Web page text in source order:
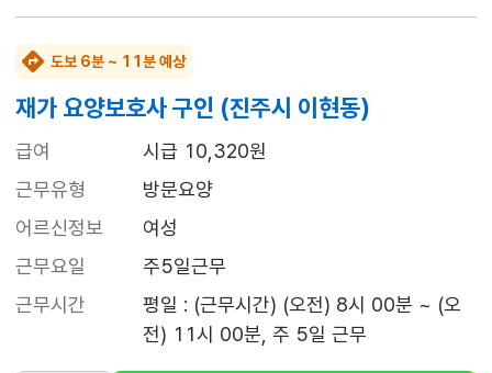
도보 6분 ~ 11분 예상
재가 요양보호사 구인 (진주시 이현동)
급여
시급 10,320원
근무유형
방문요양
어르신정보
여성
근무요일
주5일근무
근무시간
평일 : (근무시간) (오전) 8시 00분 ~ (오
전) 11시 00분, 주 5일 근무